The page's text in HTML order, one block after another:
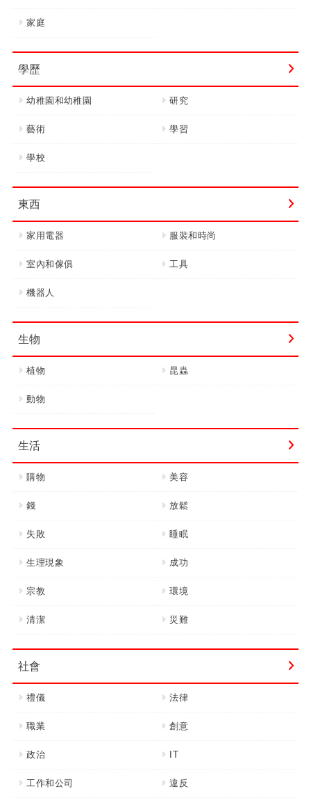
家庭
學歷
幼稚園和幼稚園 研究
藝術 學習
學校
東西
家用電器 服裝和時尚
室內和傢俱 工具
機器人
生物
植物 昆蟲
動物
生活
購物 美容
錢 放鬆
失敗 睡眠
生理現象 成功
宗教 環境
清潔 災難
社會
禮儀 法律
職業 創意
政治 IT
工作和公司 違反